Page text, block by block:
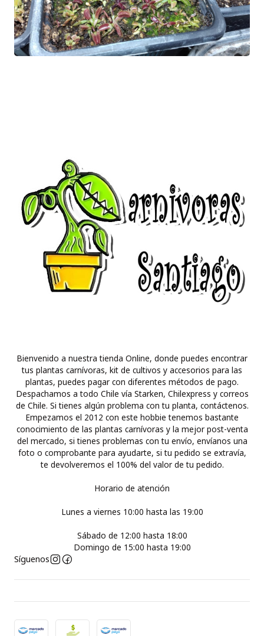
Bienvenido a nuestra tienda Online, donde puedes encontrar
tus plantas carnívoras, kit de cultivos y accesorios para las
plantas, puedes pagar con diferentes métodos de pago.
Despachamos a todo Chile vía Starken, Chilexpress y correos
de Chile. Si tienes algún problema con tu planta, contáctenos.
Empezamos el 2012 con este hobbie tenemos bastante
conocimiento de las plantas carnívoras y la mejor post-venta
del mercado, si tienes problemas con tu envío, envíanos una
foto o comprobante para ayudarte, si tu pedido se extravía,
te devolveremos el 100% del valor de tu pedido.
Horario de atención
Lunes a viernes 10:00 hasta las 19:00
Sábado de 12:00 hasta 18:00
Domingo de 15:00 hasta 19:00
Síguenos